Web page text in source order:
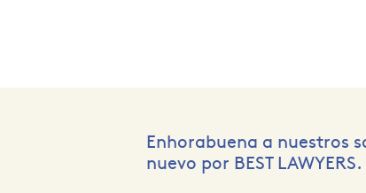
Enhorabuena a nuestros
nuevo por BEST LAWYERS.